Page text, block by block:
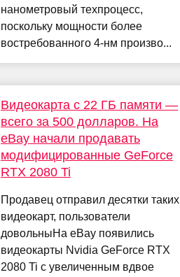
нанометровый техпроцесс,
поскольку мощности более
востребованного 4-нм произво...
Видеокарта с 22 ГБ памяти —
всего за 500 долларов. На
eBay начали продавать
модифицированные GeForce
RTX 2080 Ti
Продавец отправил десятки таких
видеокарт, пользователи
довольныНа eBay появились
видеокарты Nvidia GeForce RTX
2080 Ti с увеличенным вдвое